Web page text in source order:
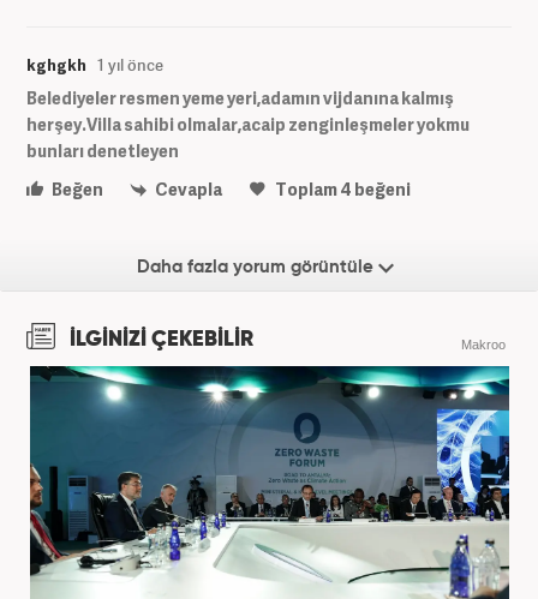
kghgkh 1 yıl önce
Belediyeler resmen yeme yeri,adamın vijdanına kalmış
herşey.Villa sahibi olmalar,acaip zenginleşmeler yokmu
bunları denetleyen
Beğen
Cevapla Toplam4 beğeni
Daha fazla yorum görüntüle
İLGİNİZİ ÇEKEBİLİR Makroo